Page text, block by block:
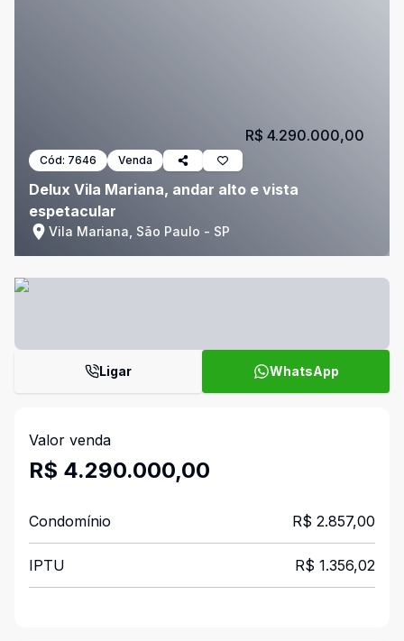
Cód: 7646 Venda
Delux Vila Mariana, andar alto e vista
espetacular
Vila Mariana, São Paulo - SP
R$ 4.290.000,00
Ligar WhatsApp
Valor venda
R$ 4.290.000,00
Condomínio R$ 2.857,00
IPTU R$ 1.356,02